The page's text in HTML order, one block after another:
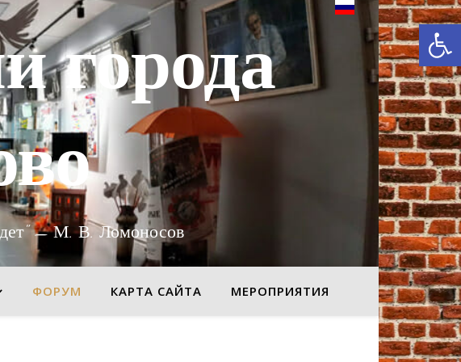
города
— М. В. Ломоносов
ФОРУМ КАРТА САЙТА МЕРОПРИЯТИЯ